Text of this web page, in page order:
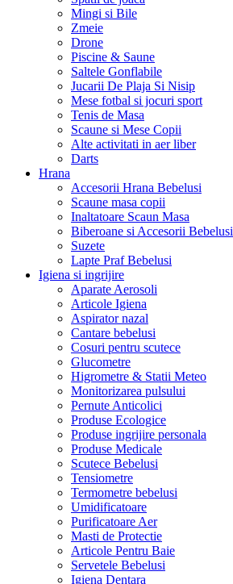
Mingi si Bile
Zmeie
Drone
Piscine & Saune
Saltele Gonflabile
Jucarii De Plaja Si Nisip
Mese fotbal si jocuri sport
Tenis de Masa
Scaune si Mese Copii
Alte activitati in aer liber
Darts
Hrana
Accesorii Hrana Bebelusi
Scaune masa copii
Inaltatoare Scaun Masa
Biberoane si Accesorii Bebelusi
Suzete
Lapte Praf Bebelusi
Igiena si ingrijire
Aparate Aerosoli
Articole Igiena
Aspirator nazal
Cantare bebelusi
Cosuri pentru scutece
Glucometre
Higrometre & Statii Meteo
Monitorizarea pulsului
Pernute Anticolici
Produse Ecologice
Produse ingrijire personala
Produse Medicale
Scutece Bebelusi
Tensiometre
Termometre bebelusi
Umidificatoare
Purificatoare Aer
Masti de Protectie
Articole Pentru Baie
Servetele Bebelusi
Igiena Dentara